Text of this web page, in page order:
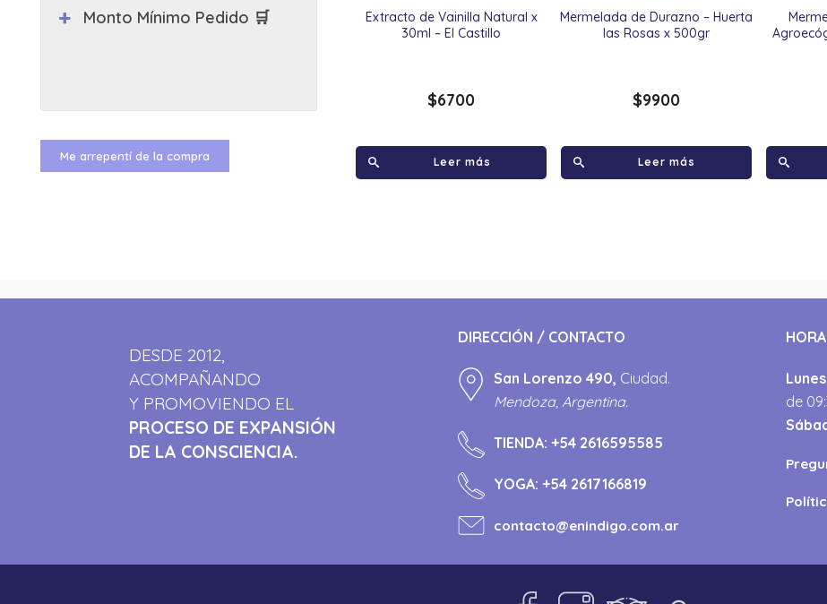
Extracto de Vainilla Natural x
30ml – El Castillo
$6700
Leer más
Mermelada de Durazno – Huerta
las Rosas x 500gr
$9900
Leer más
Monto Mínimo Pedido 🛒
Me arrepentí de la compra
DESDE 2012,
ACOMPAÑANDO
Y PROMOVIENDO EL
PROCESO DE EXPANSIÓN
DE LA CONSCIENCIA.
DIRECCIÓN / CONTACTO
San Lorenzo 490, Ciudad.
Mendoza, Argentina.
TIENDA: +54 2616595585
YOGA: +54 2617166819
contacto@enindigo.com.ar
de